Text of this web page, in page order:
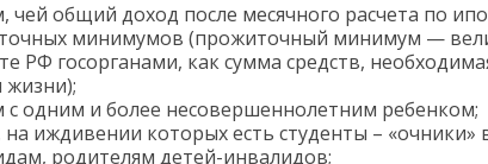
чей общий доход после месячного расчета по
минимумов (прожиточный минимум —
РФ госорганами, как сумма средств,
жизни);
с одним и более несовершеннолетним ребенком;
иждивении которых есть студенты – «очники»
родителям детей-инвалидов;